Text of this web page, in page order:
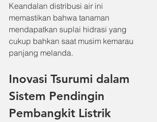
Keandalan distribusi air ini
memastikan bahwa tanaman
mendapatkan suplai hidrasi yang
cukup bahkan saat musim kemarau
panjang melanda.
Inovasi Tsurumi dalam
Sistem Pendingin
Pembangkit Listrik